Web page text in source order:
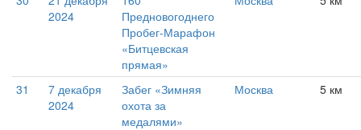
2024
Предновогоднего
Пробег-Марафон
«Битцевская
прямая»
31
7 декабря
2024
Забег «Зимняя
охота за
медалями»
Москва 5 км